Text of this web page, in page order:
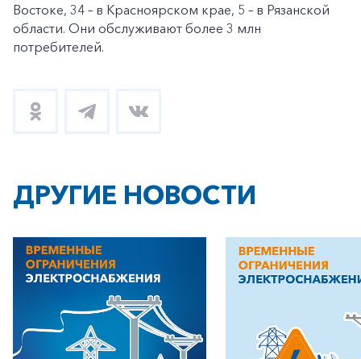
+7-800-700-24-57
Частным клиентам
Корпоративным клиентам
Востоке, 34 – в Красноярском крае, 5 – в Рязанской
области. Они обслуживают более 3 млн
потребителей.
ДРУГИЕ НОВОСТИ